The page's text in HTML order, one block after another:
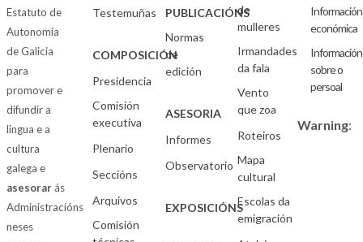
Estatuto de
Autonomía
de Galicia
para
promover e
difundir a
lingua e a
cultura
galega e
asesorarás
Administracións
neses
Testemuñas
COMPOSICIÓN
Presidencia
Comisión
executiva
Plenario
Seccións
Arquivos
Comisión
PUBLICACIÓNS
Normas
de
edición
ASESORIA
Informes
Observatorio
EXPOSICIÓNS
de
mulleres
Irmandades
da fala
Vento
que zoa
Roteiros
Mapa
cultural
Escolas da
emigración
Información
económica
Información
sobre o
persoal
Warning: